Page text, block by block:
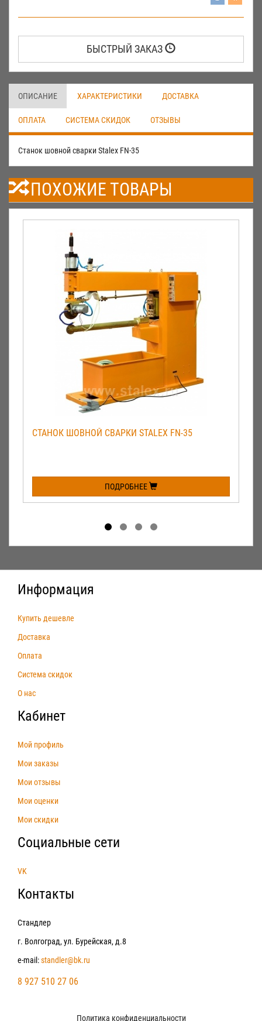
БЫСТРЫЙ ЗАКАЗ
ОПИСАНИЕ ХАРАКТЕРИСТИКИ ДОСТАВКА
ОПЛАТА СИСТЕМА СКИДОК ОТЗЫВЫ
Станок шовной сварки Stalex FN-35
ПОХОЖИЕ ТОВАРЫ
СТАНОК ШОВНОЙ СВАРКИ STALEX FN-35
ПОДРОБНЕЕ
Информация
Купить дешевле
Доставка
Оплата
Система скидок
О нас
Кабинет
Мой профиль
Мои заказы
Мои отзывы
Мои оценки
Мои скидки
Социальные сети
VK
Контакты
Стандлер
г. Волгоград, ул. Бурейская, д.8
e-mail:standler@bk.ru
8 927 510 27 06
Политика конфиденциальности